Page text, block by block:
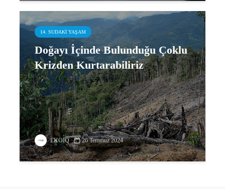
14. SUDAKI YAŞAM
Doğayı İçinde Bulunduğu Çoklu
Krizden Kurtarabiliriz
EKOIQ 26 Temmuz 2024